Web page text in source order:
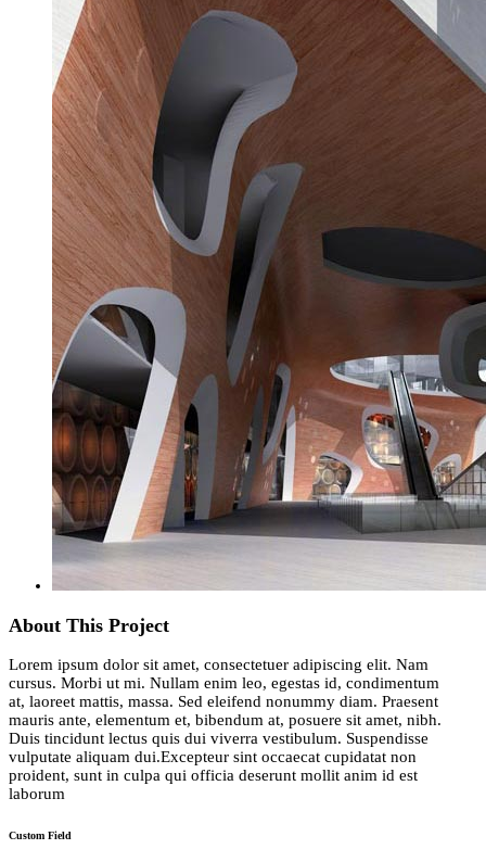
About This Project
Lorem ipsum dolor sit amet, consectetuer adipiscing elit. Nam
cursus. Morbi ut mi. Nullam enim leo, egestas id, condimentum
at, laoreet mattis, massa. Sed eleifend nonummy diam. Praesent
mauris ante, elementum et, bibendum at, posuere sit amet, nibh.
Duis tincidunt lectus quis dui viverra vestibulum. Suspendisse
vulputate aliquam dui.Excepteur sint occaecat cupidatat non
proident, sunt in culpa qui officia deserunt mollit anim id est
laborum
Custom Field